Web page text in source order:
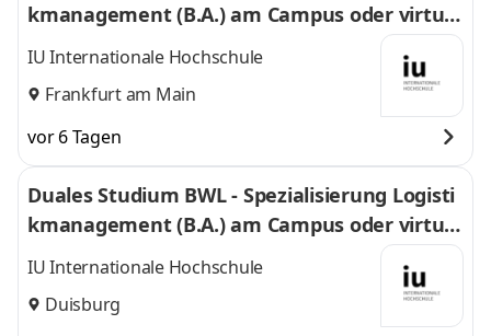
kmanagement (B.A.) am Campus oder virtuel
l
IU Internationale Hochschule
Frankfurt am Main
vor 6 Tagen
Duales Studium BWL - Spezialisierung Logisti
kmanagement (B.A.) am Campus oder virtuel
l
IU Internationale Hochschule
Duisburg